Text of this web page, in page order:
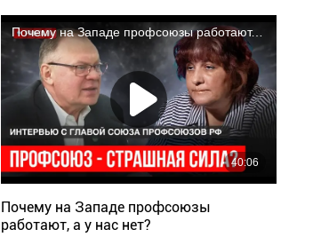
Почему на Западе профсоюзы
работают, а у нас нет?